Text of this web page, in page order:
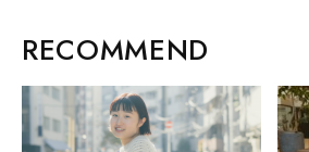
RECOMMEND